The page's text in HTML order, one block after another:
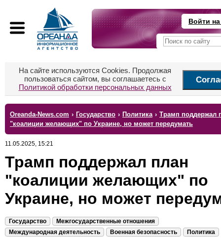
Войти
На сайте используются Cookies. Продолжая
пользоваться сайтом, вы соглашаетесь с
Политикой обработки персональных данных
Oreanda-News.com › Государство › Политика › Трамп поддержал
"коалиции желающих" по Украине, но может передумать
11.05.2025, 15:21
Трамп поддержал план
"коалиции желающих" по
Украине, но может
Государство
Межгосударственные отношения
Международная деятельность
Военная безопасность Политика